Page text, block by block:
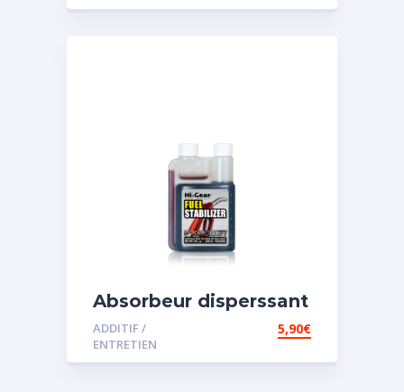
Absorbeur disperssant
d’eau pour carburant
ADDITIF /
ENTRETIEN
5,90€